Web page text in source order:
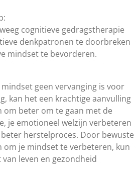
cognitieve gedragstherapie
denkpatronen te doorbreken
mindset te bevorderen.
geen vervanging is voor
kan het een krachtige aanvulling
om beter om te gaan met de
je emotioneel welzijn verbeteren
herstelproces. Door bewuste
om je mindset te verbeteren, kun
leven en gezondheid